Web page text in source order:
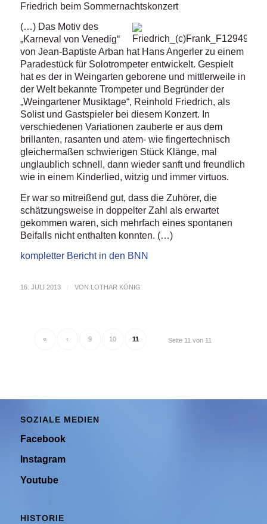
Friedrich beim Sommernachtskonzert
(…) Das Motiv des
„Karneval von Venedig“
von Jean-Baptiste Arban hat Hans Angerler zu einem
Paradestück für Solotrompeter entwickelt. Gespielt
hat es der in Weingarten geborene und mittlerweile in
der Welt bekannte Trompeter und Begründer der
„Weingartener Musiktage“, Reinhold Friedrich, als
Solist und Gastspieler bei diesem Konzert. In
verschiedenen Variationen zauberte er aus dem
brillanten, rasanten und atem- wie fingertechnisch
gleichermaßen schwierigen Stück Klänge, mal
unglaublich schnell, dann wieder sanft und freundlich
wie in einem Kinderlied, witzig und immer virtuos.
Er war so mitreißend gut, dass die Zuhörer, die
schätzungsweise in doppelter Zahl als erwartet
gekommen waren, sich mehrfach eines spontanen
Beifalls nicht enthalten konnten. (…)
kompletter Bericht in den BNN
16. JULI 2013 / VON LOTHAR KÖNIG
Seite 11 von 11
« ‹ 9 10 11
SOZIALE MEDIEN
Facebook
Instagram
Youtube
HISTORIE